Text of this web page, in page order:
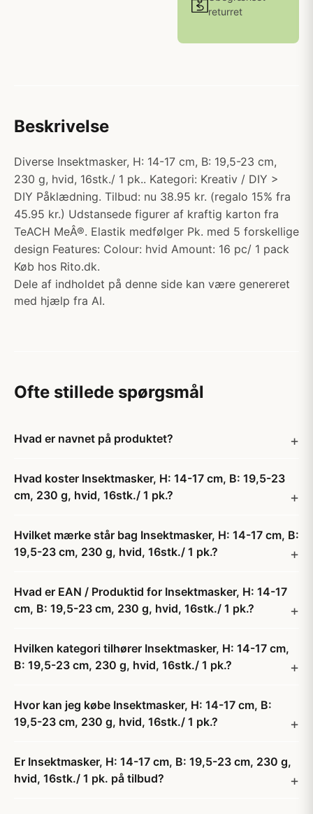
returret
Beskrivelse
Diverse Insektmasker, H: 14-17 cm, B: 19,5-23 cm,
230 g, hvid, 16stk./ 1 pk.. Kategori: Kreativ / DIY >
DIY Påklædning. Tilbud: nu 38.95 kr. (regalo 15% fra
45.95 kr.) Udstansede figurer af kraftig karton fra
TeACH MeÂ®. Elastik medfølger Pk. med 5 forskellige
design Features: Colour: hvid Amount: 16 pc/ 1 pack
Køb hos Rito.dk.
Dele af indholdet på denne side kan være genereret
med hjælp fra AI.
Ofte stillede spørgsmål
Hvad er navnet på produktet?
Hvad koster Insektmasker, H: 14-17 cm, B: 19,5-23
cm, 230 g, hvid, 16stk./ 1 pk.?
Hvilket mærke står bag Insektmasker, H: 14-17 cm, B:
19,5-23 cm, 230 g, hvid, 16stk./ 1 pk.?
Hvad er EAN / Produktid for Insektmasker, H: 14-17
cm, B: 19,5-23 cm, 230 g, hvid, 16stk./ 1 pk.?
Hvilken kategori tilhører Insektmasker, H: 14-17 cm,
B: 19,5-23 cm, 230 g, hvid, 16stk./ 1 pk.?
Hvor kan jeg købe Insektmasker, H: 14-17 cm, B:
19,5-23 cm, 230 g, hvid, 16stk./ 1 pk.?
Er Insektmasker, H: 14-17 cm, B: 19,5-23 cm, 230 g,
hvid, 16stk./ 1 pk. på tilbud?